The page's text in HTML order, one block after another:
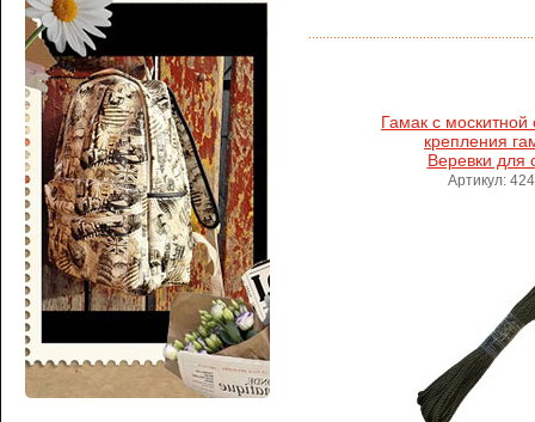
Гамак с москитной
крепления
Веревки для
Артикул: